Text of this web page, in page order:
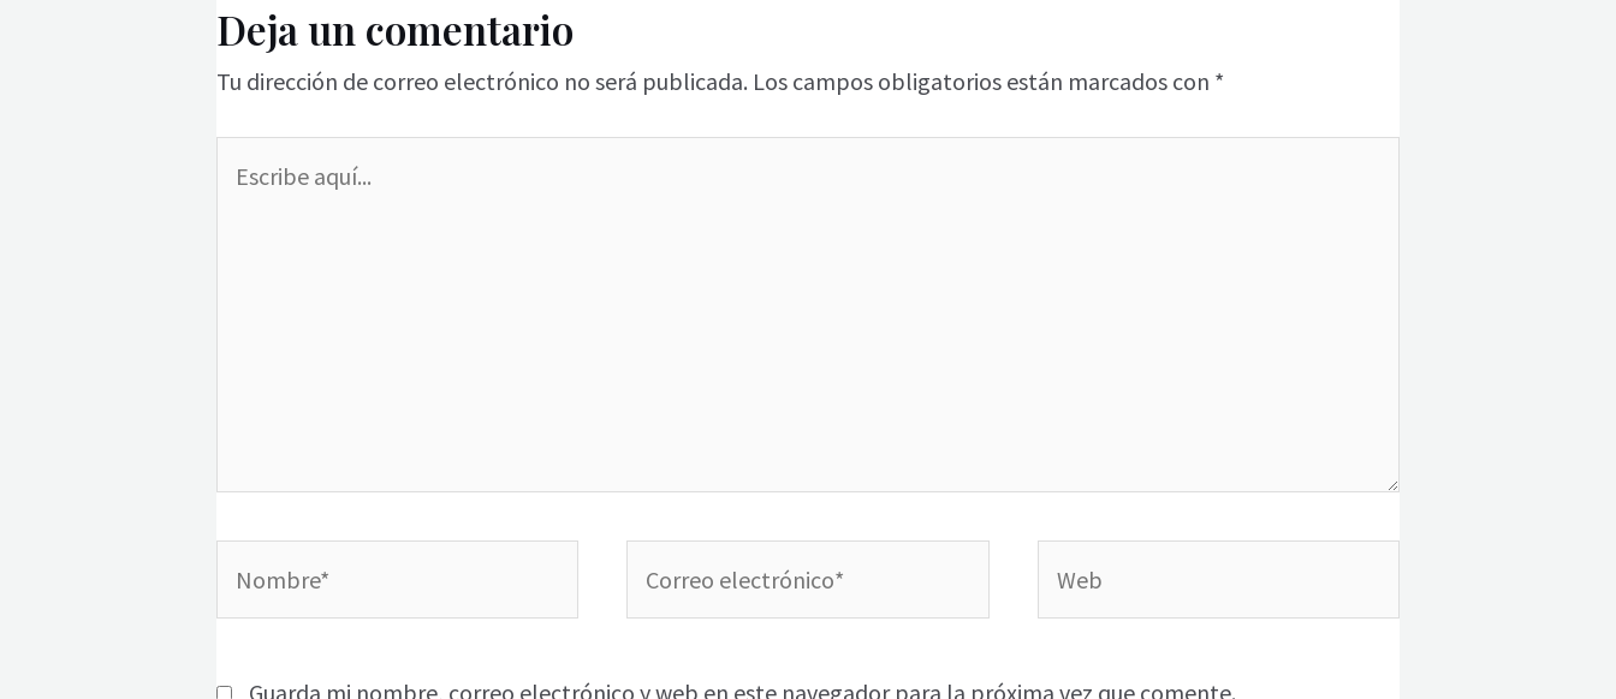
Deja un comentario
Tu dirección de correo electrónico no será publicada. Los campos obligatorios están marcados con *
aquí...
electrónico*
Guarda mi nombre, correo electrónico y web en este navegador para la próxima vez que comente.